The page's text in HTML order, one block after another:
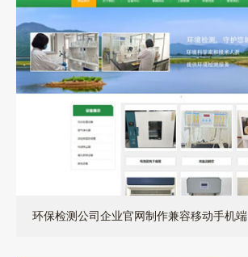
环保检测公司企业官网制作兼容移动手机端